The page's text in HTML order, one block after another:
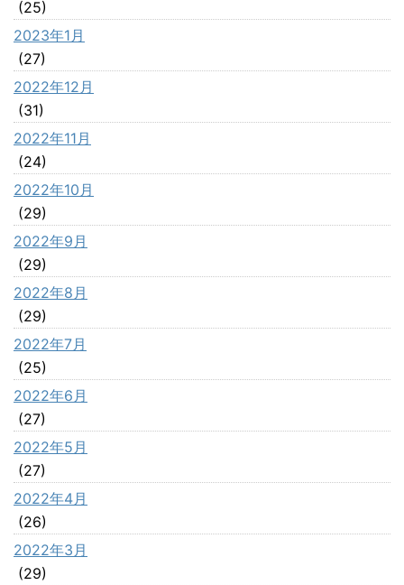
(25)
2023年1月
(27)
2022年12月
(31)
2022年11月
(24)
2022年10月
(29)
2022年9月
(29)
2022年8月
(29)
2022年7月
(25)
2022年6月
(27)
2022年5月
(27)
2022年4月
(26)
2022年3月
(29)